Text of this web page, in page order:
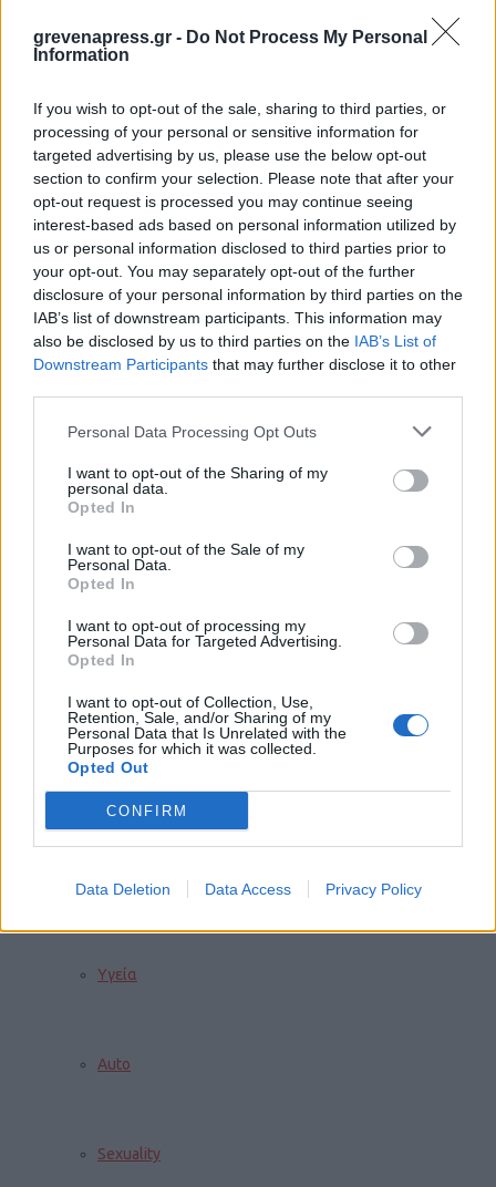
grevenapress.gr - Do Not Process My Personal
Information
If you wish to opt-out of the sale, sharing to third parties, or
processing of your personal or sensitive information for
targeted advertising by us, please use the below opt-out
section to confirm your selection. Please note that after your
opt-out request is processed you may continue seeing
interest-based ads based on personal information utilized by
us or personal information disclosed to third parties prior to
your opt-out. You may separately opt-out of the further
disclosure of your personal information by third parties on the
IAB’s list of downstream participants. This information may
also be disclosed by us to third parties on the IAB’s List of
Downstream Participants that may further disclose it to other
Personal Data Processing Opt Outs
I want to opt-out of the Sharing of my
personal data.
Opted In
I want to opt-out of the Sale of my
Personal Data.
Opted In
I want to opt-out of processing my
Personal Data for Targeted Advertising.
Opted In
I want to opt-out of Collection, Use,
Retention, Sale, and/or Sharing of my
Personal Data that Is Unrelated with the
Purposes for which it was collected.
Opted Out
CONFIRM
Data Deletion Data Access Privacy Policy
Φαρμακεία
Φωτιές
Τροχαία
Σεισμοί
Παιδί
Διακόσμηση
Διατροφή
Υγεία
Auto
Sexuality